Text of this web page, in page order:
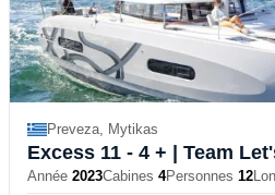
Preveza, Mytikas
Excess 11 - 4 + | Team
Année 2023Cabines 4Personnes 12